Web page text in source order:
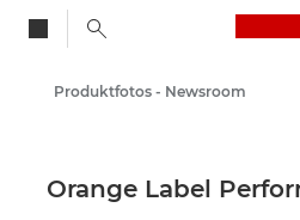
Newsroom
Produktfotos - Newsroom
Orange Label